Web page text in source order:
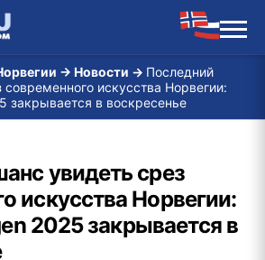
→ Новости → Последний
искусства Норвегии:
закрывается в воскресенье
увидеть срез
искусства Норвегии:
2025 закрывается в